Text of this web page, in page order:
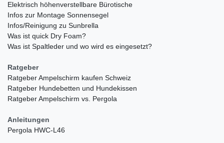
Elektrisch höhenverstellbare Bürotische
Infos zur Montage Sonnensegel
Infos/Reinigung zu Sunbrella
Was ist quick Dry Foam?
Was ist Spaltleder und wo wird es eingesetzt?
Ratgeber
Ratgeber Ampelschirm kaufen Schweiz
Ratgeber Hundebetten und Hundekissen
Ratgeber Ampelschirm vs. Pergola
Anleitungen
Pergola HWC-L46